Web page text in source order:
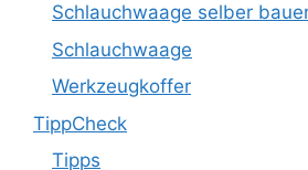
Schlauchwaage selber
Schlauchwaage
Werkzeugkoffer
TippCheck
Tipps